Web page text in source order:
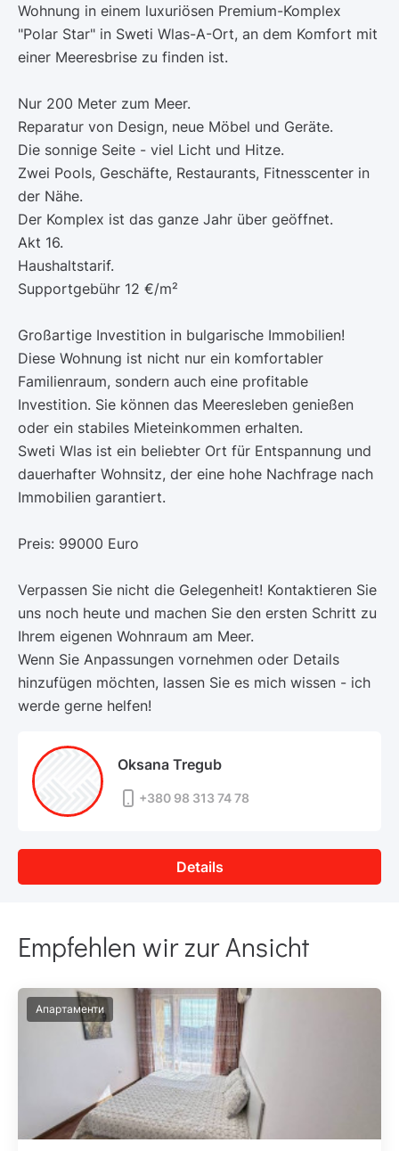
Wohnung in einem luxuriösen Premium-Komplex
"Polar Star" in Sweti Wlas-A-Ort, an dem Komfort mit
einer Meeresbrise zu finden ist.
Nur 200 Meter zum Meer.
Reparatur von Design, neue Möbel und Geräte.
Die sonnige Seite - viel Licht und Hitze.
Zwei Pools, Geschäfte, Restaurants, Fitnesscenter in
der Nähe.
Der Komplex ist das ganze Jahr über geöffnet.
Akt 16.
Haushaltstarif.
Supportgebühr 12 €/m²
Großartige Investition in bulgarische Immobilien!
Diese Wohnung ist nicht nur ein komfortabler
Familienraum, sondern auch eine profitable
Investition. Sie können das Meeresleben genießen
oder ein stabiles Mieteinkommen erhalten.
Sweti Wlas ist ein beliebter Ort für Entspannung und
dauerhafter Wohnsitz, der eine hohe Nachfrage nach
Immobilien garantiert.
Preis: 99000 Euro
Verpassen Sie nicht die Gelegenheit! Kontaktieren Sie
uns noch heute und machen Sie den ersten Schritt zu
Ihrem eigenen Wohnraum am Meer.
Wenn Sie Anpassungen vornehmen oder Details
hinzufügen möchten, lassen Sie es mich wissen - ich
werde gerne helfen!
Oksana Tregub
+380 98 313 74 78
Details
Empfehlen wir zur Ansicht
Апартаменти